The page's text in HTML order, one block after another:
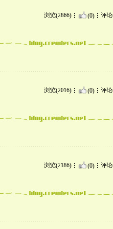
浏览(2866) (0) 评
浏览(2016) (0) 评
浏览(2186) (0) 评